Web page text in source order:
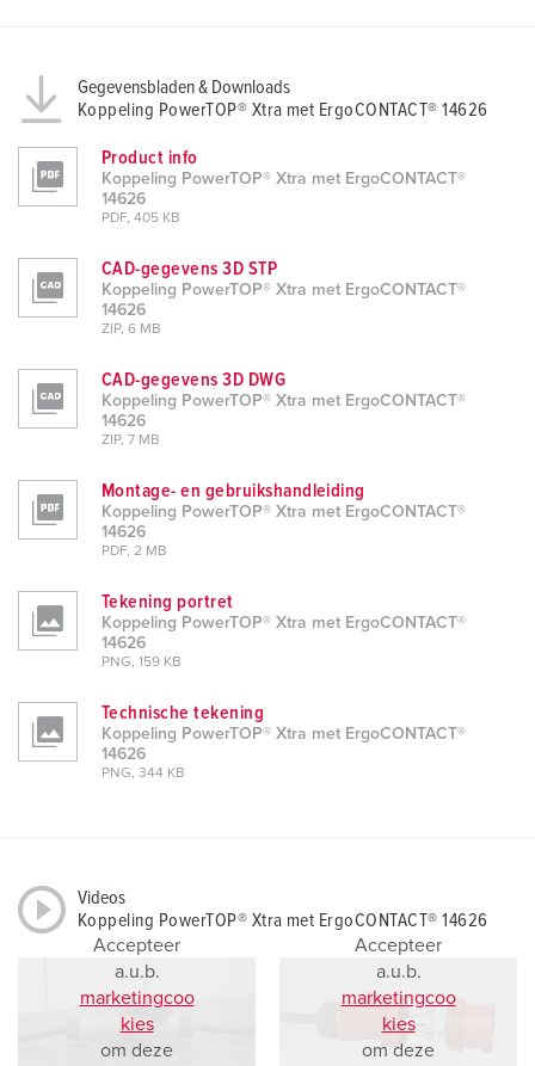
Gegevensbladen & Downloads
Koppeling PowerTOP® Xtra met ErgoCONTACT® 14626
Product info
Koppeling PowerTOP® Xtra met ErgoCONTACT®
14626
PDF, 405 KB
CAD-gegevens 3D STP
Koppeling PowerTOP® Xtra met ErgoCONTACT®
14626
ZIP, 6 MB
CAD-gegevens 3D DWG
Koppeling PowerTOP® Xtra met ErgoCONTACT®
14626
ZIP, 7 MB
Montage- en gebruikshandleiding
Koppeling PowerTOP® Xtra met ErgoCONTACT®
14626
PDF, 2 MB
Tekening portret
Koppeling PowerTOP® Xtra met ErgoCONTACT®
14626
PNG, 159 KB
Technische tekening
Koppeling PowerTOP® Xtra met ErgoCONTACT®
14626
PNG, 344 KB
Videos
Koppeling PowerTOP® Xtra met ErgoCONTACT® 14626
Accepteer
a.u.b.
marketingcoo
kies
om deze
Accepteer
a.u.b.
marketingcoo
kies
om deze